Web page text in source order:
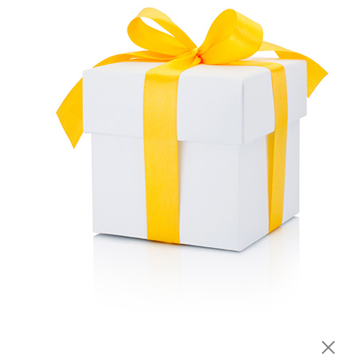
Surface de travail :3000 m²
86 cm
Hauteur de coupe :30–90 mm
Options de coupe :
2-en-1
Nombre de lames :
Embrayage des lames :Électromagnétique
Positions hauteur plateau :7 positions
De série
Optionnel(19A13003603)
SYSTÈME DE VIDANGE